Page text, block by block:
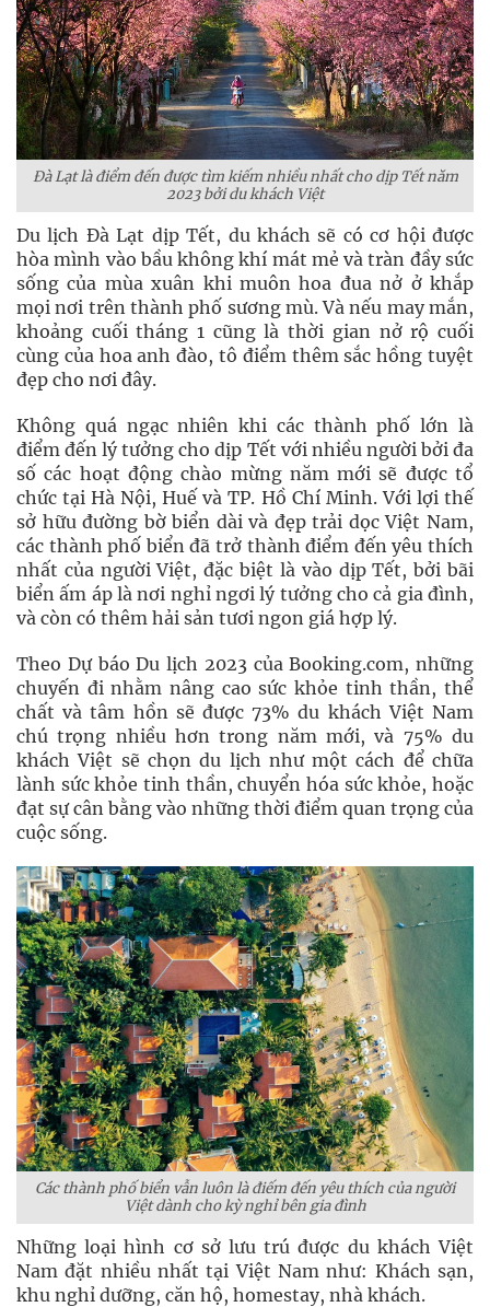
Đà Lạt là điểm đến được tìm kiếm nhiều nhất cho dịp Tết năm
2023 bởi du khách Việt
Du lịch Đà Lạt dịp Tết, du khách sẽ có cơ hội được
hòa mình vào bầu không khí mát mẻ và tràn đầy sức
sống của mùa xuân khi muôn hoa đua nở ở khắp
mọi nơi trên thành phố sương mù. Và nếu may mắn,
khoảng cuối tháng 1 cũng là thời gian nở rộ cuối
cùng của hoa anh đào, tô điểm thêm sắc hồng tuyệt
đẹp cho nơi đây.
Không quá ngạc nhiên khi các thành phố lớn là
điểm đến lý tưởng cho dịp Tết với nhiều người bởi đa
số các hoạt động chào mừng năm mới sẽ được tổ
chức tại Hà Nội, Huế và TP. Hồ Chí Minh. Với lợi thế
sở hữu đường bờ biển dài và đẹp trải dọc Việt Nam,
các thành phố biển đã trở thành điểm đến yêu thích
nhất của người Việt, đặc biệt là vào dịp Tết, bởi bãi
biển ấm áp là nơi nghỉ ngơi lý tưởng cho cả gia đình,
và còn có thêm hải sản tươi ngon giá hợp lý.
Theo Dự báo Du lịch 2023 của Booking.com, những
chuyến đi nhằm nâng cao sức khỏe tinh thần, thể
chất và tâm hồn sẽ được 73% du khách Việt Nam
chú trọng nhiều hơn trong năm mới, và 75% du
khách Việt sẽ chọn du lịch như một cách để chữa
lành sức khỏe tinh thần, chuyển hóa sức khỏe, hoặc
đạt sự cân bằng vào những thời điểm quan trọng của
cuộc sống.
Các thành phố biển vẫn luôn là điếm đến yêu thích của người
Việt dành cho kỳ nghỉ bên gia đình
Những loại hình cơ sở lưu trú được du khách Việt
Nam đặt nhiều nhất tại Việt Nam như: Khách sạn,
khu nghỉ dưỡng, căn hộ, homestay, nhà khách.